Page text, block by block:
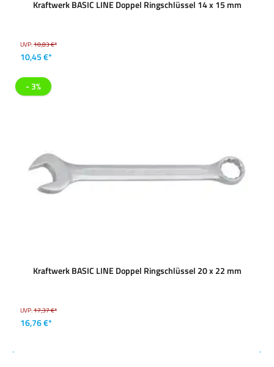
Kraftwerk BASIC LINE Doppel Ringschlüssel 14 x 15 mm
UVP:10,83 €*
10,45 €*
- 3%
Kraftwerk BASIC LINE Doppel Ringschlüssel 20 x 22 mm
UVP:17,37 €*
16,76 €*